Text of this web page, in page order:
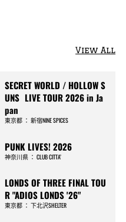
View All
SECRET WORLD / HOLLOW S
UNS LIVE TOUR 2026 in Ja
pan
東京都 ：新宿NINE SPICES
PUNK LIVES! 2026
神奈川県 ：CLUB CITTA’
LONDS OF THREE FINAL TOU
R "ADIOS LONDS '26"
東京都 ：下北沢SHELTER